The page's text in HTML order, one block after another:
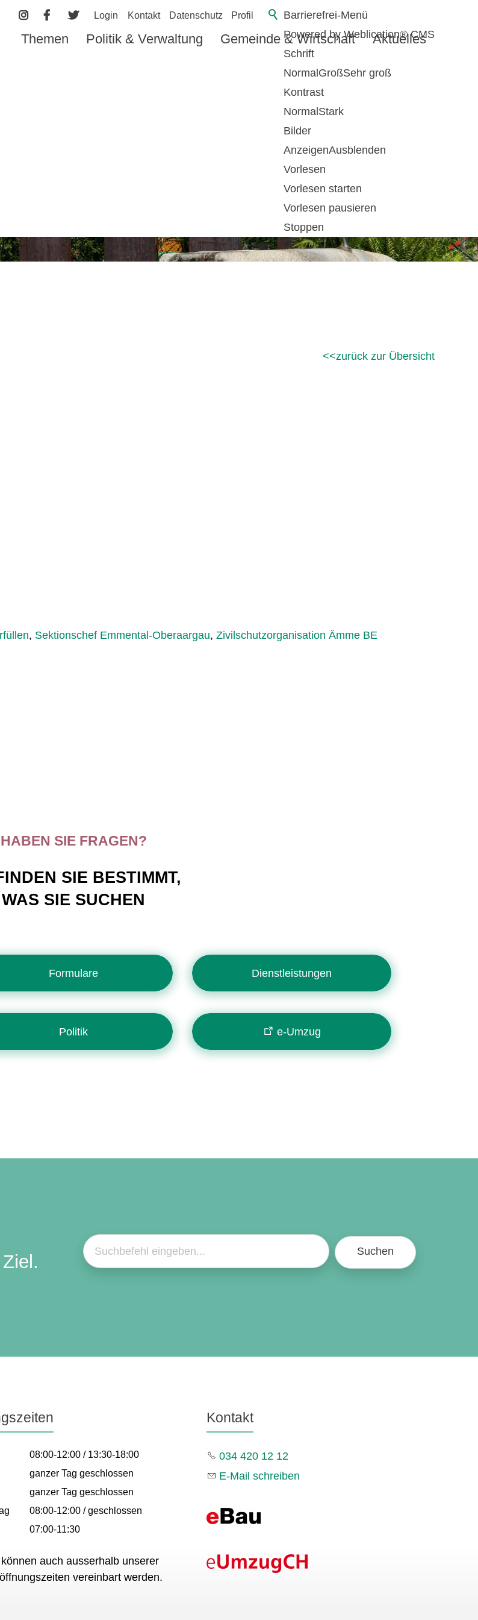
Barrierefrei-Menü
Powered by Weblication® CMS
Schrift
Normal GroßSehr groß
Kontrast
Normal Stark
Bilder
AnzeigenAusblenden
Vorlesen
Vorlesen starten
Vorlesen pausieren
Stoppen
Kontakt Datenschutz Profil
Login
Themen Politik & Verwaltung Gemeinde & Wirtschaft Aktuelles
zurück zur Übersicht
, Sektionschef Emmental-Oberaargau, Zivilschutzorganisation Ämme BE
HABEN SIE FRAGEN?
SIE BESTIMMT,
WAS SIE SUCHEN
Formulare Dienstleistungen
Politik e-Umzug
Suchen
08:00-12:00 / 13:30-18:00
ganzer Tag geschlossen
ganzer Tag geschlossen
08:00-12:00 / geschlossen
07:00-11:30
auch ausserhalb unserer
vereinbart werden.
Kontakt
034 420 12 12
E-Mail schreiben